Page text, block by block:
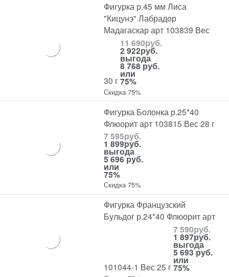
Фигурка р.45 мм Лиса
"Кицунэ" Лабрадор
Мадагаскар арт 103839 Вес
30 г
11 690руб.
2 922руб.
выгода
8 768 руб.
или
75%
Скидка 75%
Фигурка Болонка р.25*40
Флюорит арт 103815 Вес 28 г
7 595руб.
1 899руб.
выгода
5 696 руб.
или
75%
Скидка 75%
Фигурка Французский
Бульдог р.24*40 Флюорит арт
101044-1 Вес 25 г
7 590руб.
1 897руб.
выгода
5 693 руб.
или
75%